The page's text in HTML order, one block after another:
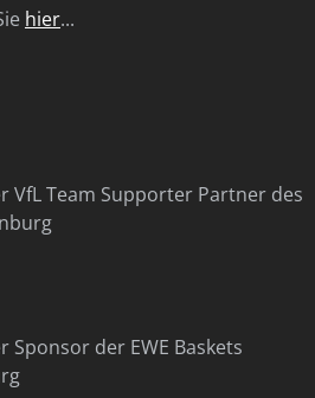
hier...
VfL Team Supporter Partner des
Sponsor der EWE Baskets